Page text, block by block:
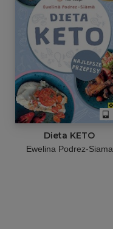
Dieta KETO
Ewelina Podrez-Siama